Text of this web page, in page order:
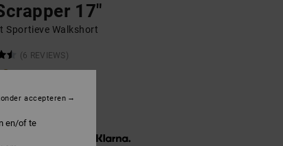
17"
Sportieve Walkshort
(6 REVIEWS)
zonder rente met
en/of te
accepteren